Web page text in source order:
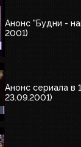
Анонс "Будни -
2001)
Анонс сериала в
23.09.2001)